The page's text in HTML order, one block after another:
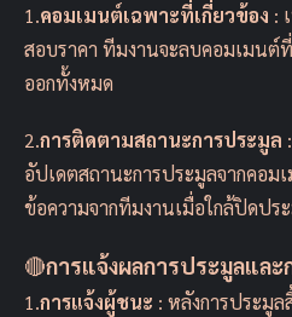
1.คอมเมนต์เฉพาะที่เกี่ยวข้อง :
สอบราคา ทีมงานจะลบคอมเมนต์
ออกทั้งหมด
2.การติดตามสถานะการประมูล
อัปเดตสถานะการประมูลจากคอม
ข้อความจากทีมงานเมื่อใกล้ปิดปร
🔴การแจ้งผลการประมูลและ
1.การแจ้งผู้ชนะ : หลังการประมู